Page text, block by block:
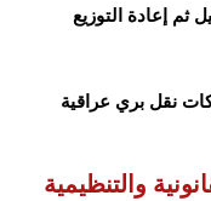
ثم إعادة التوزيع
نقل بري عراقية